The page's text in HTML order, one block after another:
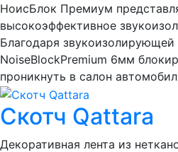
НоисБлок Премиум
высокоэффективное
Благодаря
NoiseBlockPremium 6мм
проникнуть в салон
Скотч Qattara
Декоративная лента из